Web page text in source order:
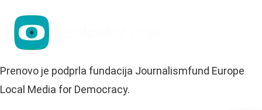
Prenovo je podprla fundacija Journalismfund Europe
Local Media for Democracy.